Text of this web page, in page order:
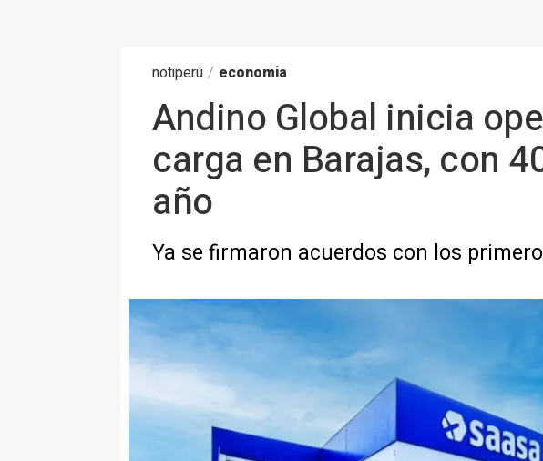
notiperú / economia
Andino Global inicia
carga en Barajas, con
año
Ya se firmaron acuerdos con los